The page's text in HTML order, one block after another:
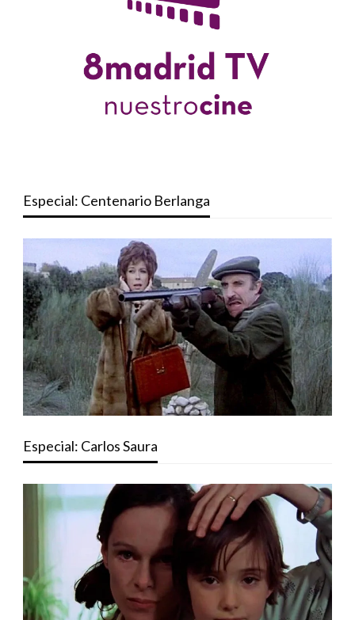
Especial: Centenario Berlanga
Especial: Carlos Saura